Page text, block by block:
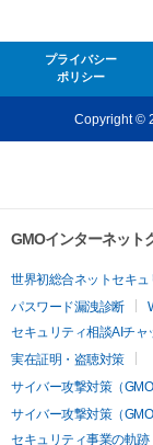
プライバシー
ポリシー
Copyright ©
GMOインターネット
世界初総合ネットセキュ
パスワード漏洩診断
セキュリティ相談AIチャ
実在証明・盗聴対策
サイバー攻撃対策（
サイバー攻撃対策（GMO
セキュリティ事業の軌跡